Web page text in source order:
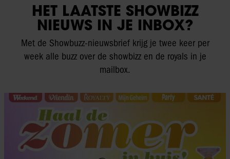
HET LAATSTE SHOWBIZZ
NIEUWS IN JE INBOX?
Met de Showbuzz-nieuwsbrief krijg je twee keer per
week alle buzz over de showbizz en de royals in je
mailbox.